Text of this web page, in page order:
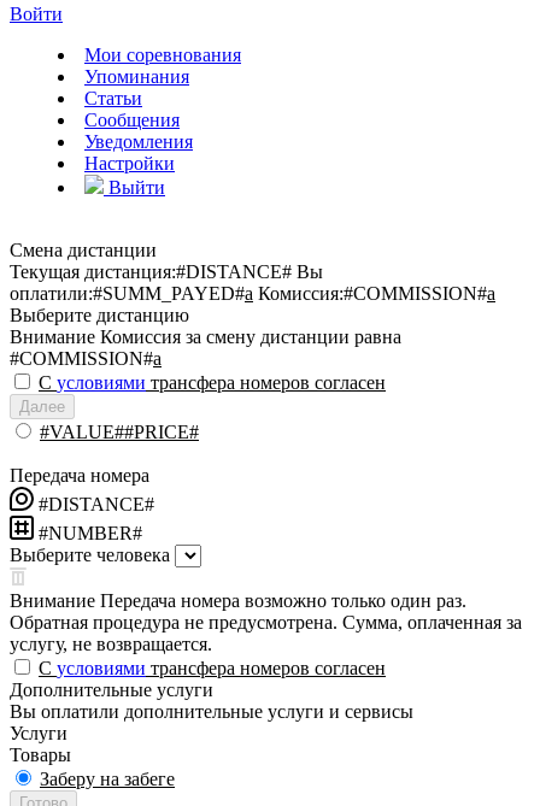
Войти
Мои соревнования
Упоминания
Статьи
Сообщения
Уведомления
Настройки
Выйти
Смена дистанции
Текущая дистанция:#DISTANCE# Вы
оплатили:#SUMM_PAYED#a Комиссия:#COMMISSION#a
Выберите дистанцию
Внимание Комиссия за смену дистанции равна
#COMMISSION#a
С условиями трансфера номеров согласен
Далее
#VALUE##PRICE#
Передача номера
#DISTANCE#
#NUMBER#
Выберите человека
Внимание Передача номера возможно только один раз.
Обратная процедура не предусмотрена. Сумма, оплаченная за
услугу, не возвращается.
С условиями трансфера номеров согласен
Дополнительные услуги
Вы оплатили дополнительные услуги и сервисы
Услуги
Товары
Заберу на забеге